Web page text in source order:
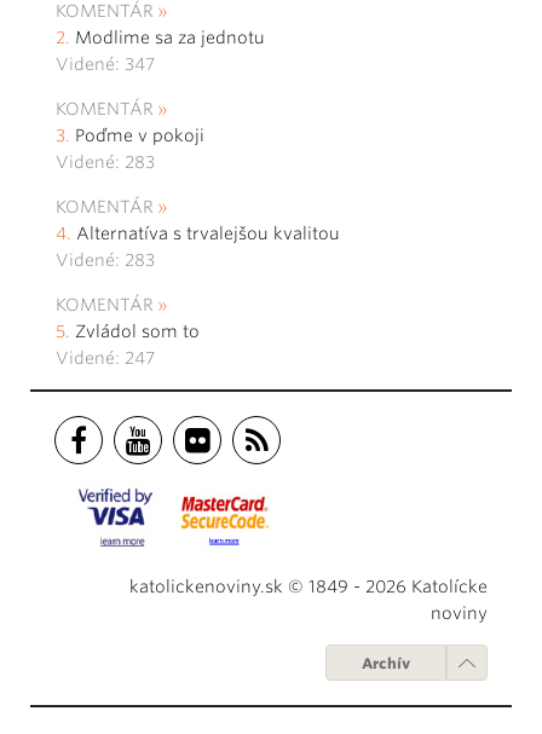
KOMENTÁR
Modlime sa za jednotu
Videné: 347
KOMENTÁR
Poďme v pokoji
Videné: 283
KOMENTÁR
Alternatíva s trvalejšou kvalitou
Videné: 283
KOMENTÁR
Zvládol som to
Videné: 247
katolickenoviny.sk © 1849 - 2026 Katolícke
noviny
Archív